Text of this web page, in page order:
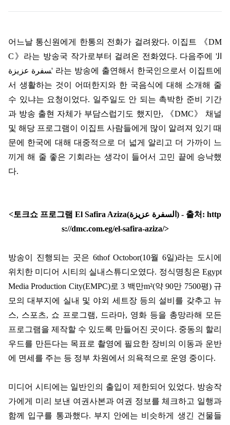
어느날 통신원에게 한통의 전화가 걸려왔다. 이집트 《DM
C 》 라는 방송국 작가로부터 걸려온 전화였다. 다음주에 'ال
سفرة عزيزة' 라는 방송에 출연해서 한국인으로서 이집트에
서 생활하는 것이 어떠한지와 한 국음식에 대해 소개해 줄
수 있냐는 요청이었다. 일주일도 안 되는 촉박한 준비 기간
과 방송 출현 자체가 부담스럽기도 했지만, 《DMC》 채널
및 해당 프로그램이 이집트 사람들에게 많이 알려져 있기 때
문에 한국에 대해 대중적으로 더 넓게 알리고 더 가까이 느
끼게 해 줄 좋은 기회라는 생각이 들어서 고민 끝에 승낙했
다.
<토크쇼 프로그램 El Safira Aziza(السفرة عزيزة ) - 출처 : http
s://dmc.com.eg/el-safira-aziza/>
방송이 진행되는 곳은 6thof Octobor(10월6일)라는 도시에
위치한 미디어 시티의 실내스튜디오였다. 정식명칭은Egypt
Media Production City(EMPC)로3 백만m²(약90만 7500평) 규
모의 대부지에 실내 및 야외 세트장 등의 설비를 갖추고 뉴
스, 스포츠, 쇼 프로그램, 드라마, 영화 등을 총망라해 모든
프로그램을 제작할 수 있도록 만들어진 곳이다. 중동의 할리
우드를 만든다는 목표로 촬영에 필요한 장비의 이동과 운반
에 면세를 주는 등 정부 차원에서 의욕적으로 운영 중이다.
미디어 시티에는 일반인의 출입이 제한되어 있었다. 방송작
가에게 미리 보낸 여권사본과 여권 정보를 체크하고 일행과
함께 입구를 통과했다. 부지 안에는 비슷하게 생긴 건물들